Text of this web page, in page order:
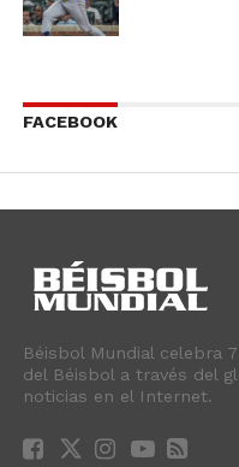
FACEBOOK
Béisbol Mundial celebra
del Béisbol a través del
noticias en el Internet.